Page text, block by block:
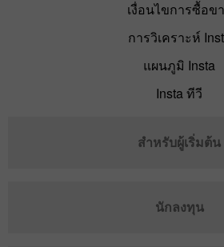
เงื่อนไขการซื้อข
การวิเคราะห์
แผนภูมิ Insta
Insta ทีวี
สำหรับผู้เริ่มต้น
นักลงทุน